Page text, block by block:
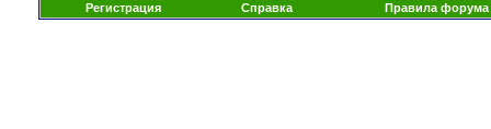
Регистрация Справка Правила форума